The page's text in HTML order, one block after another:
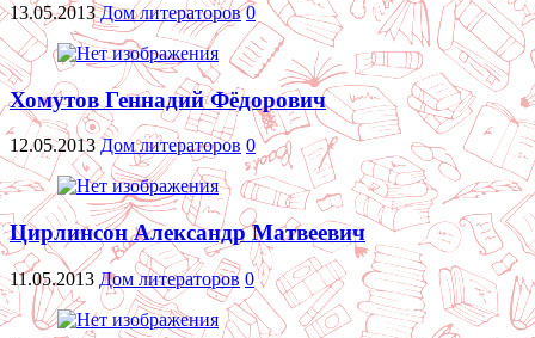
13.05.2013 Дом литераторов 0
Хомутов Геннадий Фёдорович
12.05.2013 Дом литераторов 0
Цирлинсон Александр Матвеевич
11.05.2013 Дом литераторов 0